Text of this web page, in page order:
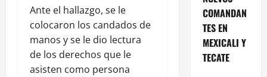
Ante el hallazgo, se le
colocaron los candados de
manos y se le dio lectura
de los derechos que le
asisten como persona
COMANDAN
TES EN
MEXICALI Y
TECATE